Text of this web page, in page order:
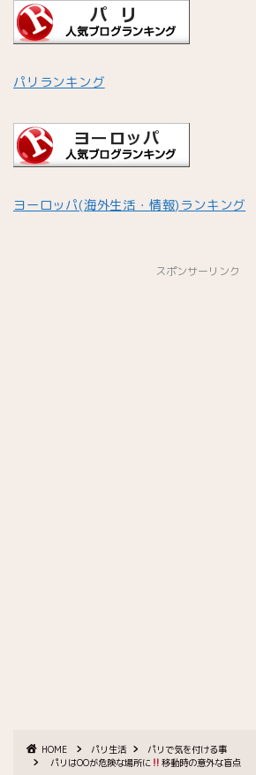
パリランキング
ヨーロッパ(海外生活・情報)ランキング
スポンサーリンク
HOME パリ生活
パリで気を付ける事
パリはOOが危険な場所に
移動時の意外な盲点